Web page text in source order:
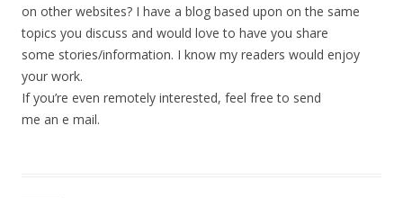
on other websites? I have a blog based upon on the same
topics you discuss and would love to have you share
some stories/information. I know my readers would enjoy
your work.
If you’re even remotely interested, feel free to send
me an e mail.